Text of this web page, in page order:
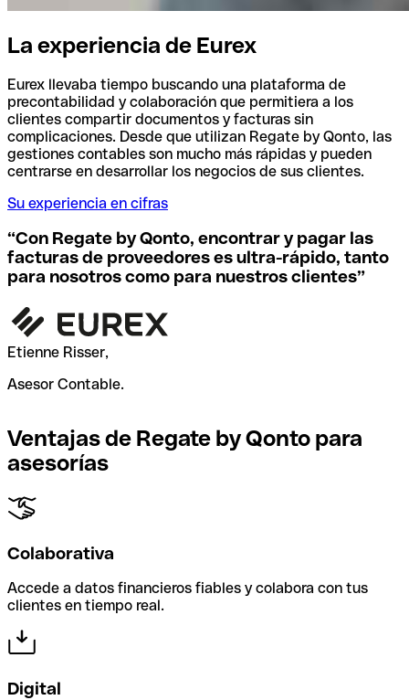
La experiencia de Eurex
Eurex llevaba tiempo buscando una plataforma de
precontabilidad y colaboración que permitiera a los
clientes compartir documentos y facturas sin
complicaciones. Desde que utilizan Regate by Qonto, las
gestiones contables son mucho más rápidas y pueden
centrarse en desarrollar los negocios de sus clientes.
Su experiencia en cifras
“Con Regate by Qonto, encontrar y pagar las
facturas de proveedores es ultra-rápido, tanto
para nosotros como para nuestros clientes”
Etienne Risser,
Asesor Contable.
Ventajas de Regate by Qonto para
asesorías
Colaborativa
Accede a datos financieros fiables y colabora con tus
clientes en tiempo real.
Digital